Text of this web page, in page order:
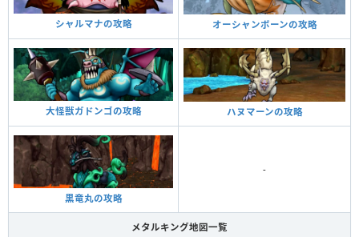
シャルマナの攻略 オーシャンボーンの攻略
大怪獣ガドンゴの攻略 ハヌマーンの攻略
黒竜丸の攻略
-
メタルキング地図一覧